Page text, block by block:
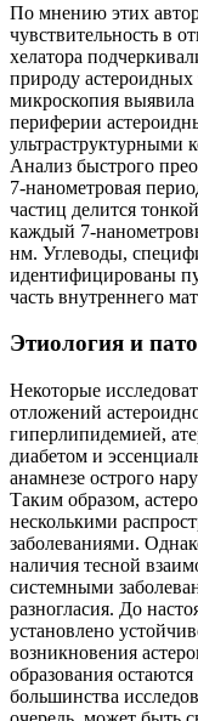
По мнению этих
чувствительность в
хелатора
природу
микроскопия
периферии
ультраструктурными
Анализ быстрого
7-нанометровая
частиц делится
каждый 7-
нм. Углеводы,
идентифицированы
часть внутреннего
Этиология и
Некоторые
отложений
гиперлипидемией,
диабетом и
анамнезе острого
Таким образом,
несколькими
заболеваниями.
наличия тесной
системными
разногласия. До
установлено
возникновения
образования
большинства